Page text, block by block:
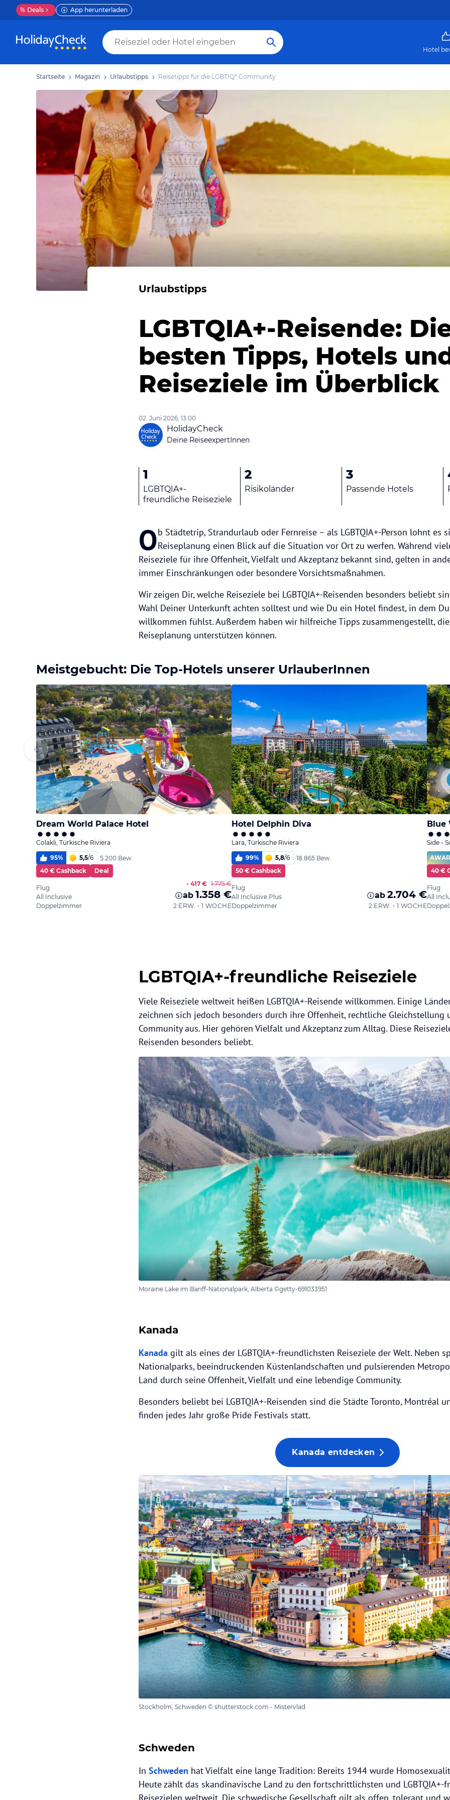
% Deals App herunterladen
Hotel
Startseite Magazin Urlaubstipps Reisetipps für die LGBTIQ* Community
Urlaubstipps
LGBTQIA+-Reisende:
besten Tipps, Hotels
Reiseziele im Überblick
02. Juni 2026, 13:00
HolidayCheck
Deine ReiseexpertInnen
1
LGBTQIA+-
freundliche Reiseziele
2
Risikoländer
3
Passende Hotels
Ob Städtetrip, Strandurlaub oder Fernreise – als LGBTQIA+-Person lohnt es
Reiseplanung einen Blick auf die Situation vor Ort zu werfen. Während
Reiseziele für ihre Offenheit, Vielfalt und Akzeptanz bekannt sind, gelten in
immer Einschränkungen oder besondere Vorsichtsmaßnahmen.
Wir zeigen Dir, welche Reiseziele bei LGBTQIA+-Reisenden besonders beliebt
Wahl Deiner Unterkunft achten solltest und wie Du ein Hotel findest, in dem
willkommen fühlst. Außerdem haben wir hilfreiche Tipps zusammengestellt,
Reiseplanung unterstützen können.
Meistgebucht: Die Top-Hotels unserer UrlauberInnen
Dream World Palace Hotel
Colakli, Türkische Riviera
95% 5,5/6
5.200 Bew.
40 € Cashback
Deal
Flug
All Inclusive
Doppelzimmer
- 417 € 1.775 €
ab 1.358 €
2 ERW. • 1 WOCHE
Hotel Delphin Diva
Lara, Türkische Riviera
99% 5,8/6
18.865 Bew.
50 € Cashback
Flug
All Inclusive Plus
Doppelzimmer
ab 2.704 €
2 ERW. • 1 WOCHE
Blue
Side -
40 €
Flug
All
LGBTQIA+-freundliche Reiseziele
Viele Reiseziele weltweit heißen LGBTQIA+-Reisende willkommen. Einige
zeichnen sich jedoch besonders durch ihre Offenheit, rechtliche Gleichstellung
Community aus. Hier gehören Vielfalt und Akzeptanz zum Alltag. Diese
Reisenden besonders beliebt.
Moraine Lake im Banff-Nationalpark, Alberta ©getty-691033951
Kanada
Kanada gilt als eines der LGBTQIA+-freundlichsten Reiseziele der Welt. Neben
Nationalparks, beeindruckenden Küstenlandschaften und pulsierenden
Land durch seine Offenheit, Vielfalt und eine lebendige Community.
Besonders beliebt bei LGBTQIA+-Reisenden sind die Städte Toronto, Montréal
finden jedes Jahr große Pride Festivals statt.
Kanada entdecken
Stockholm, Schweden © shutterstock.com - Mistervlad
Schweden
In Schweden hat Vielfalt eine lange Tradition: Bereits 1944 wurde
Heute zählt das skandinavische Land zu den fortschrittlichsten und LGBTQIA+-